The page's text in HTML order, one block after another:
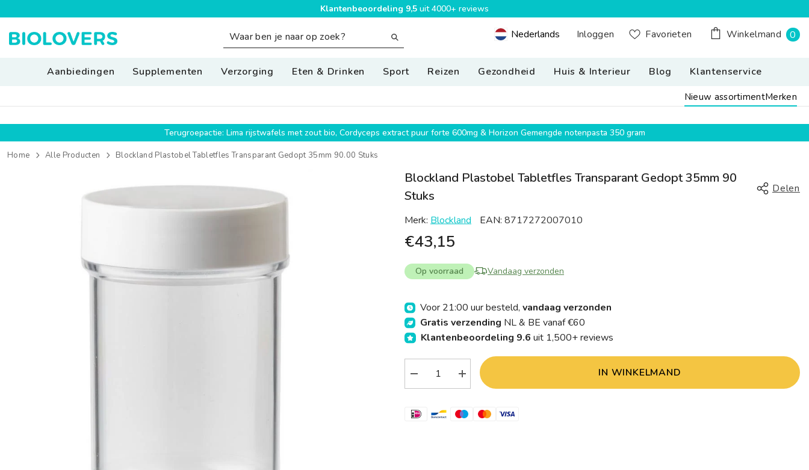
Klantenbeoordeling 9,5 uit 4000+ reviews
Geolocation Button Desktop: Nederland, Nederlands
Nederlands Inloggen Favorieten Winkelmand 00
Aanbiedingen
Supplementen Verzorging Eten & Drinken Sport Reizen Gezondheid Huis & Interieur Blog Klantenservice
Nieuw assortimentMerken
Terugroepactie: Lima rijstwafels met zout bio, Cordyceps extract puur forte 600mg & Horizon Gemengde notenpasta 350 gram
Home Alle Producten Blockland Plastobel Tabletfles Transparant Gedopt 35mm 90.00 Stuks
Blockland Plastobel Tabletfles Transparant Gedopt 35mm 90
Stuks
Delen
Merk: Blockland EAN: 8717272007010
€43,15
Op voorraad Vandaag verzonden
Voor 21:00 uur besteld, vandaag verzonden
Gratis verzending NL & BE vanaf €60
Klantenbeoordeling 9.6 uit 1,500+ reviews
Verlaag
aantal
tabletfles
Verhoog
aantal
tabletfles
IN WINKELMAND